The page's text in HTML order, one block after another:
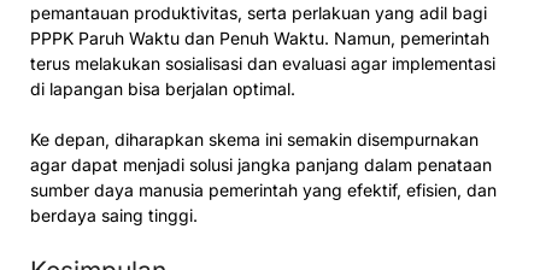
pemantauan produktivitas, serta perlakuan yang adil bagi
PPPK Paruh Waktu dan Penuh Waktu. Namun, pemerintah
terus melakukan sosialisasi dan evaluasi agar implementasi
di lapangan bisa berjalan optimal.
Ke depan, diharapkan skema ini semakin disempurnakan
agar dapat menjadi solusi jangka panjang dalam penataan
sumber daya manusia pemerintah yang efektif, efisien, dan
berdaya saing tinggi.